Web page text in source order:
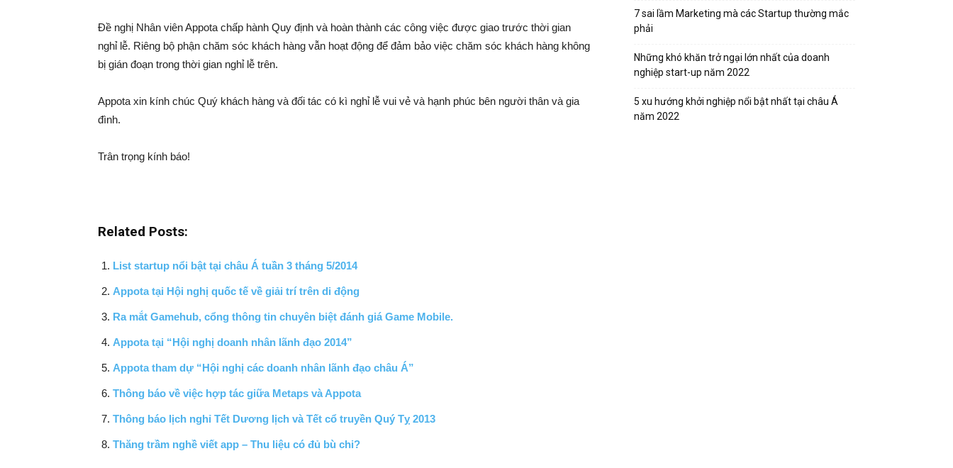
Đề nghị Nhân viên Appota chấp hành Quy định và hoàn thành các công việc được giao trước thời gian
nghỉ lễ. Riêng bộ phận chăm sóc khách hàng vẫn hoạt động để đảm bảo việc chăm sóc khách hàng không
bị gián đoạn trong thời gian nghỉ lễ trên.
Appota xin kính chúc Quý khách hàng và đối tác có kì nghỉ lễ vui vẻ và hạnh phúc bên người thân và gia
đình.
Trân trọng kính báo!
Related Posts:
List startup nổi bật tại châu Á tuần 3 tháng 5/2014
Appota tại Hội nghị quốc tế về giải trí trên di động
Ra mắt Gamehub, cổng thông tin chuyên biệt đánh giá Game Mobile.
Appota tại “Hội nghị doanh nhân lãnh đạo 2014”
Appota tham dự “Hội nghị các doanh nhân lãnh đạo châu Á”
Thông báo về việc hợp tác giữa Metaps và Appota
Thông báo lịch nghỉ Tết Dương lịch và Tết cổ truyền Quý Tỵ 2013
Thăng trầm nghề viết app – Thu liệu có đủ bù chi?
7 sai lầm Marketing mà các Startup thường mắc
phải
Những khó khăn trở ngại lớn nhất của doanh
nghiệp start-up năm 2022
5 xu hướng khởi nghiệp nổi bật nhất tại châu Á
năm 2022